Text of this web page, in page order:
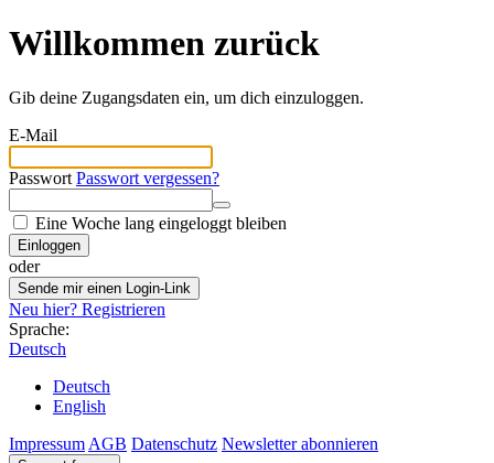
Willkommen zurück
Gib deine Zugangsdaten ein, um dich einzuloggen.
E-Mail
Passwort Passwort vergessen?
Eine Woche lang eingeloggt bleiben
Einloggen
oder
Sende mir einen Login-Link
Neu hier? Registrieren
Sprache:
Deutsch
Deutsch
English
Impressum AGB Datenschutz Newsletter abonnieren